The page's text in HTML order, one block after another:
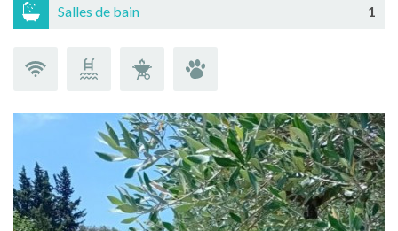
Salles de bain 1